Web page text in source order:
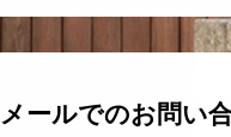
メールでのお問い